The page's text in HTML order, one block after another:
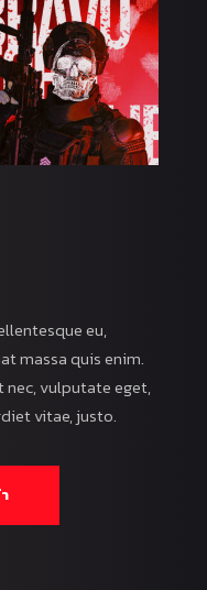
eu,
massa quis enim.
nec, vulputate eget,
vitae, justo.